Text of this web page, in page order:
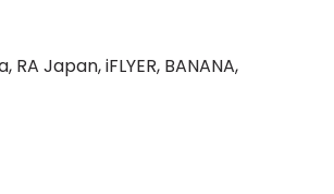
Japan, iFLYER, BANANA,